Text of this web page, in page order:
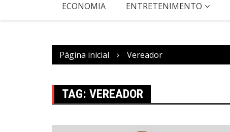
ECONOMIA ENTRETENIMENTO
Página inicial Vereador
TAG: VEREADOR